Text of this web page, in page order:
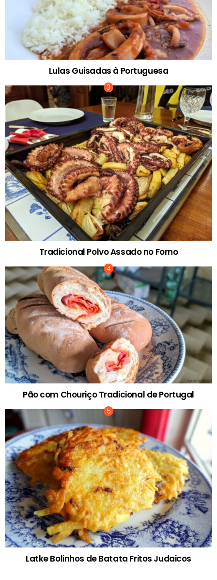
Lulas Guisadas à Portuguesa
Tradicional Polvo Assado no Forno
Pão com Chouriço Tradicional de Portugal
Latke Bolinhos de Batata Fritos Judaicos